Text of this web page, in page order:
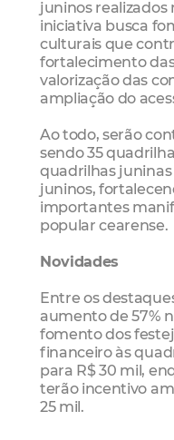
juninos realizados
iniciativa busca
culturais que
fortalecimento
valorização das
ampliação do
Ao todo, serão
sendo 35
quadrilhas
juninos,
importantes
popular cearense.
Novidades
Entre os
aumento de 57%
fomento dos
financeiro às
para R$ 30 mil,
terão incentivo
25 mil.